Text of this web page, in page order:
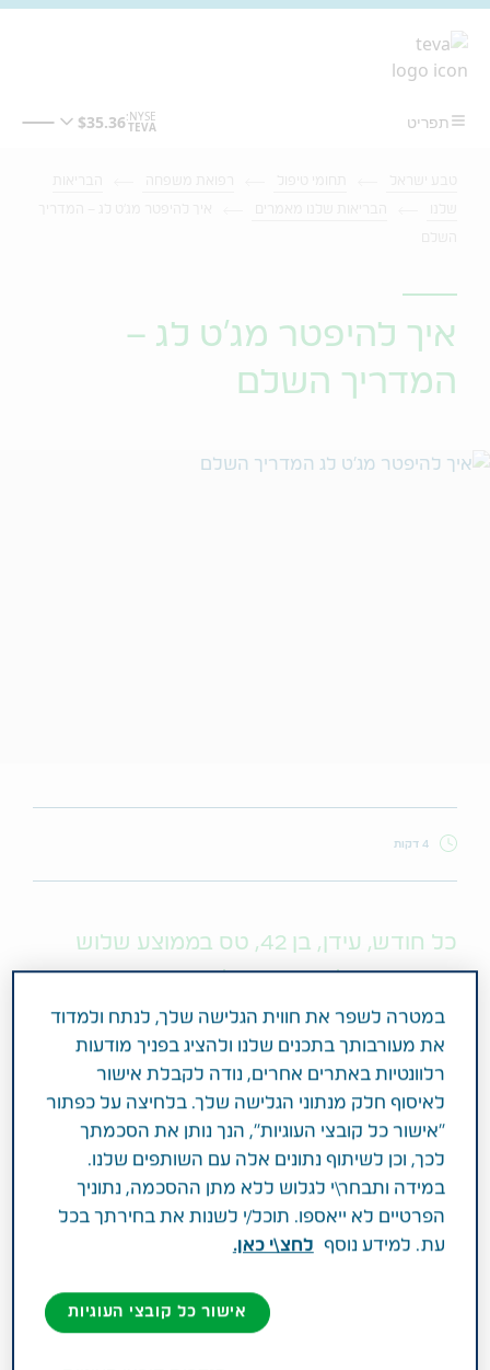
איך להיפטר מג׳ט לג –
המדריך השלם
4 דקות
כל חודש, עידן, בן 42, טס בממוצע שלוש
פעמים כדי להיפגש עם לקוחות. בחודש
שעבר הוא טס לשיקגו, סן פרנסיסקו, מינכן
וטוקיו תוך 6 שבועות בלבד. טיסה בין אזורי
זמן שונים בזמן כל כך קצר גורמת לג׳ט לג
ופוגעת בשינה שלו. לאחרונה, אורח החיים
הזה התחיל להשפיע עליו. הוא עייף רוב הזמן,
עולה במשקל וסובל מכאבי בטן. למרות
שהסטרס בעבודה כנראה אחראי לחלק
מהתופעות הללו, חלקן קשורות גם לג׳ט לג
במטרה לשפר את חווית הגלישה שלך, לנתח ולמדוד
את מעורבותך בתכנים שלנו ולהציג בפניך מודעות
רלוונטיות באתרים אחרים, נודה לקבלת אישור
לאיסוף חלק מנתוני הגלישה שלך. בלחיצה על כפתור
"אישור כל קובצי העוגיות", הנך נותן את הסכמתך
לכך, וכן לשיתוף נתונים אלה עם השותפים שלנו.
במידה ותבחר\י לגלוש ללא מתן ההסכמה, נתוניך
הפרטיים לא ייאספו. תוכל/י לשנות את בחירתך בכל
עת. למידע נוסף
לחצ\י כאן.
אישור כל קובצי העוגיות